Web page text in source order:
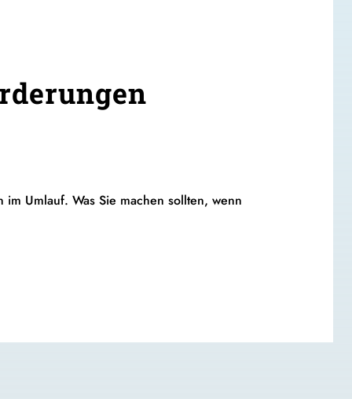
Umlauf. Was Sie machen sollten, wenn